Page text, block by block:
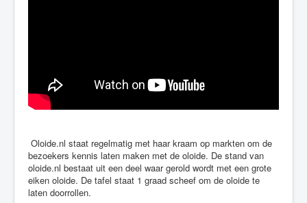
Oloide.nl staat regelmatig met haar kraam op markten om de
bezoekers kennis laten maken met de oloide. De stand van
oloide.nl bestaat uit een deel waar gerold wordt met een grote
eiken oloide. De tafel staat 1 graad scheef om de oloide te
laten doorrollen.